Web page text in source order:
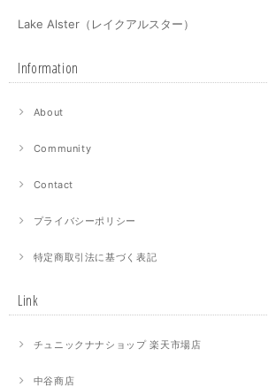
Lake Alster（レイクアルスター）
Information
About
Community
Contact
プライバシーポリシー
特定商取引法に基づく表記
Link
チュニックナナショップ 楽天市場店
中谷商店